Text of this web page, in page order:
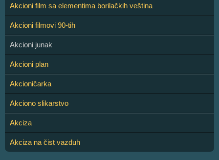
Akcioni film sa elementima borilačkih veština
Akcioni filmovi 90-tih
Akcioni junak
Akcioni plan
Akcioničarka
Akciono slikarstvo
Akciza
Akciza na čist vazduh